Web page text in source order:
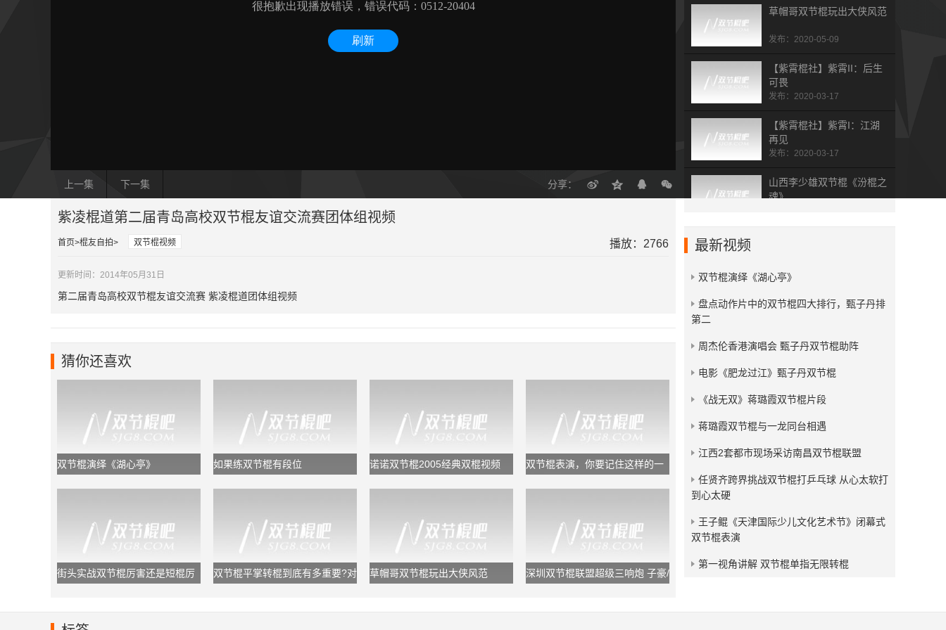
上一集 下一集 分享：
草帽哥双节棍玩出大侠风范
发布：2020-05-09
【紫霄棍社】紫霄II：后生
可畏
发布：2020-03-17
【紫霄棍社】紫霄I：江湖
再见
发布：2020-03-17
山西李少雄双节棍《汾棍之
魂》
残血狂龙双节棍视频小合集
紫凌棍道第二届青岛高校双节棍友谊交流赛团体组视频
首页 棍友自拍 双节棍视频 播放：2766
更新时间：2014年05月31日
第二届青岛高校双节棍友谊交流赛 紫凌棍道团体组视频
猜你还喜欢
双节棍演绎《湖心亭》 如果练双节棍有段位 诺诺双节棍2005经典双棍视频
双节棍表演，你要记住这样的一
街头实战双节棍厉害还是短棍厉
双节棍平掌转棍到底有多重要?对
草帽哥双节棍玩出大侠风范
深圳双节棍联盟超级三响炮 子豪/
最新视频
双节棍演绎《湖心亭》
​盘点动作片中的双节棍四大排行，甄子丹排
第二
周杰伦香港演唱会 甄子丹双节棍助阵
电影《肥龙过江》甄子丹双节棍
《战无双》蒋璐霞双节棍片段
蒋璐霞双节棍与一龙同台相遇
江西2套都市现场采访南昌双节棍联盟
任贤齐跨界挑战双节棍打乒乓球 从心太软打
到心太硬
王子鲲《天津国际少儿文化艺术节》闭幕式
双节棍表演
第一视角讲解 双节棍单指无限转棍